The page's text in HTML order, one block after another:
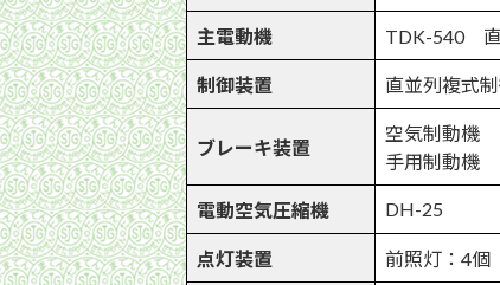
主電動機 TDK-540
制御装置 直並列複式
ブレーキ装置
空気制動機
手用制動機
電動空気圧縮機 DH-25
点灯装置 前照灯：4